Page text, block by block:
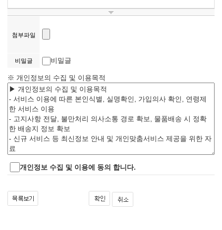
첨부파일
비밀글 비밀글
※ 개인정보의 수집 및 이용목적
개인정보 수집 및 이용에 동의 합니다.